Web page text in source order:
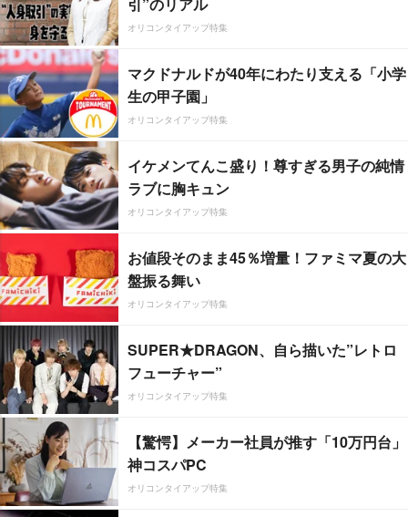
オリコンタイアップ特集
マクドナルドが40年にわたり支える「小学
生の甲子園」
オリコンタイアップ特集
イケメンてんこ盛り！尊すぎる男子の純情
ラブに胸キュン
オリコンタイアップ特集
お値段そのまま45％増量！ファミマ夏の大
盤振る舞い
オリコンタイアップ特集
SUPER★DRAGON、自ら描いた”レトロ
フューチャー”
オリコンタイアップ特集
【驚愕】メーカー社員が推す「10万円台」
神コスパPC
オリコンタイアップ特集